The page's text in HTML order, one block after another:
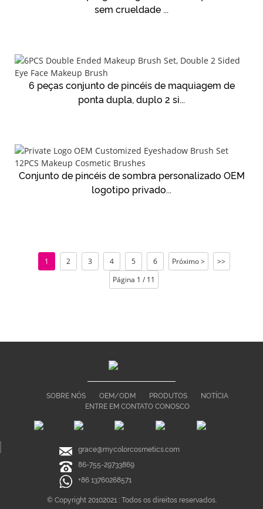
sem crueldade ...
6 peças conjunto de pincéis de maquiagem de
ponta dupla, duplo 2 si...
Conjunto de pincéis de sombra personalizado OEM
logotipo privado...
1 2 3 4 5 6 Próximo >
>>
Página 1 / 11
SOBRE NÓS OEM/ODM PRODUTOS
NOTÍCIA
ENTRE EM CONTATO CONOSCO
grace@mycolorcosmetics.com
86-755-29733869
+86 13760268571
© Copyright 20102021 : Todos os direitos reservados.